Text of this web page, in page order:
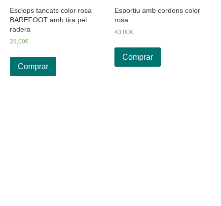
Esclops tancats color rosa
BAREFOOT amb tira pel
radera
28,00€
Comprar
Esportiu amb cordons color
rosa
43,00€
Comprar